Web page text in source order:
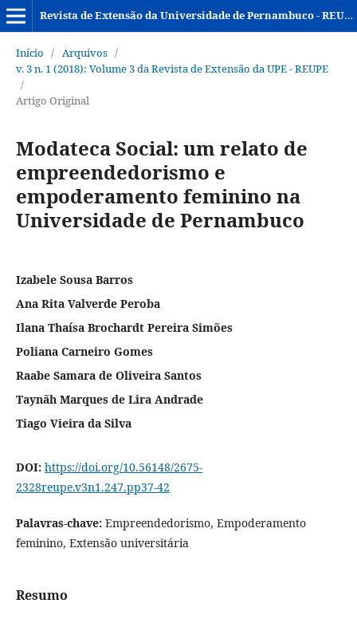
Revista de Extensão da Universidade de Pernambuco - REUPE
Início / Arquivos /
v. 3 n. 1 (2018): Volume 3 da Revista de Extensão da UPE - REUPE
/
Artigo Original
Modateca Social: um relato de
empreendedorismo e
empoderamento feminino na
Universidade de Pernambuco
Izabele Sousa Barros
Ana Rita Valverde Peroba
Ilana Thaísa Brochardt Pereira Simões
Poliana Carneiro Gomes
Raabe Samara de Oliveira Santos
Taynãh Marques de Lira Andrade
Tiago Vieira da Silva
DOI: https://doi.org/10.56148/2675-
2328reupe.v3n1.247.pp37-42
Palavras-chave: Empreendedorismo, Empoderamento
feminino, Extensão universitária
Resumo